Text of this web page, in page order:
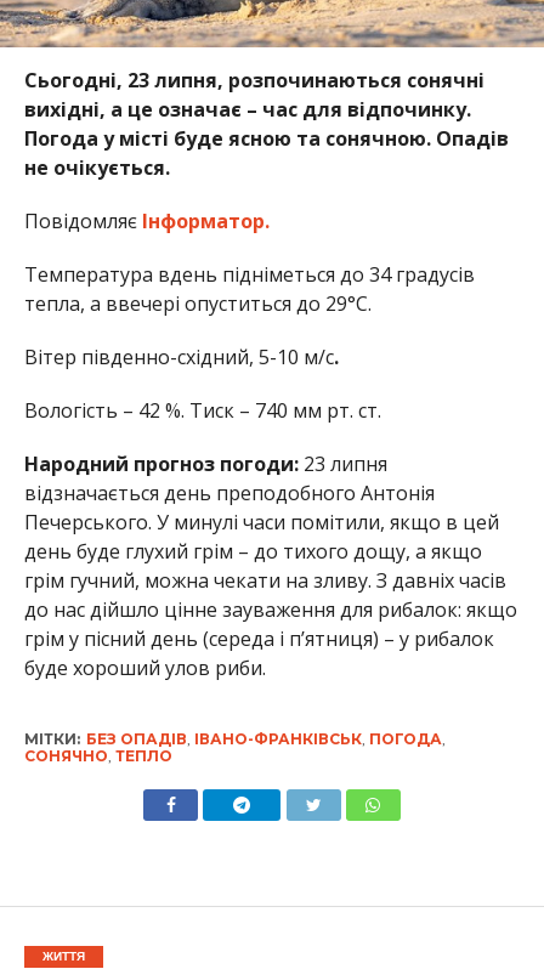
Сьогодні, 23 липня, розпочинаються сонячні
вихідні, а це означає – час для відпочинку.
Погода у місті буде ясною та сонячною. Опадів
не очікується.
Повідомляє Інформатор.
Температура вдень підніметься до 34 градусів
тепла, а ввечері опуститься до 29°С.
Вітер південно-східний, 5-10 м/с.
Вологість – 42 %. Тиск – 740 мм рт. ст.
Народний прогноз погоди:23 липня
відзначається день преподобного Антонія
Печерського. У минулі часи помітили, якщо в цей
день буде глухий грім – до тихого дощу, а якщо
грім гучний, можна чекати на зливу. З давніх часів
до нас дійшло цінне зауваження для рибалок: якщо
грім у пісний день (середа і п’ятниця) – у рибалок
буде хороший улов риби.
МІТКИ: БЕЗ ОПАДІВ ІВАНО-ФРАНКІВСЬК, ПОГОДА
СОНЯЧНО ТЕПЛО
ЖИТТЯ